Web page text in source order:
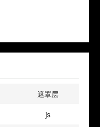
遮罩层
js